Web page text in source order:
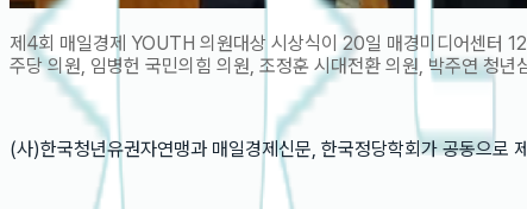
제4회 매일경제 YOUTH 의원대상 시상식이 20일 매경미디어센터
주당 의원, 임병헌 국민의힘 의원, 조정훈 시대전환 의원, 박주연 청
(사)한국청년유권자연맹과 매일경제신문, 한국정당학회가 공동으